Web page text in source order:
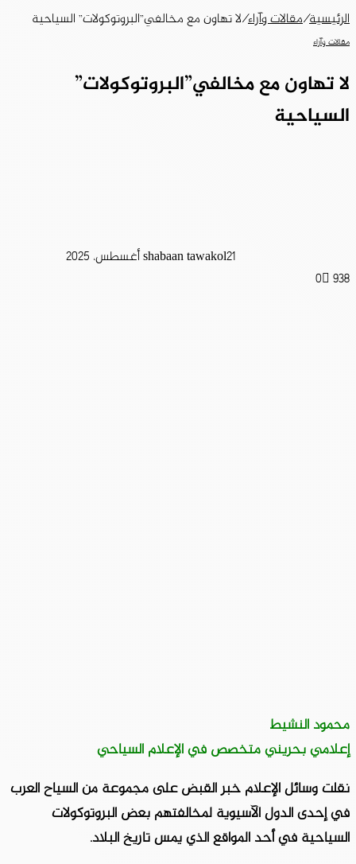
الرئيسية/مقالات وآراء/لا تهاون مع مخالفي”البروتوكولات” السياحية
مقالات وآراء
لا تهاون مع مخالفي”البروتوكولات”
السياحية
shabaan tawakol21 أغسطس، 2025
0 938
محمود النشيط
إعلامي بحريني متخصص في الإعلام السياحي
نقلت وسائل الإعلام خبر القبض على مجموعة من السياح العرب
في إحدى الدول الآسيوية لمخالفتهم بعض البروتوكولات
السياحية في أحد المواقع الذي يمس تاريخ البلاد.